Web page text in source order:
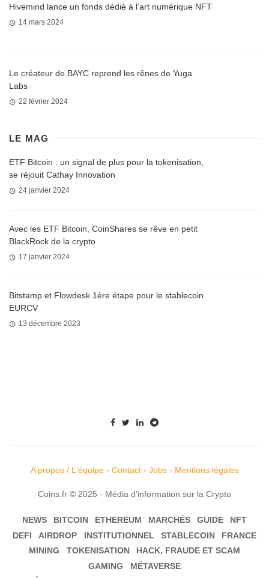
Hivemind lance un fonds dédié à l’art numérique NFT
14 mars 2024
Le créateur de BAYC reprend les rênes de Yuga
Labs
22 février 2024
LE MAG
ETF Bitcoin : un signal de plus pour la tokenisation,
se réjouit Cathay Innovation
24 janvier 2024
Avec les ETF Bitcoin, CoinShares se rêve en petit
BlackRock de la crypto
17 janvier 2024
Bitstamp et Flowdesk 1ère étape pour le stablecoin
EURCV
13 décembre 2023
A propos / L'équipe- Contact- Jobs- Mentions légales
Coins.fr © 2025 - Média d'information sur la Crypto
NEWS BITCOIN ETHEREUM MARCHÉS GUIDE
NFT
DEFI
AIRDROP INSTITUTIONNEL STABLECOIN
FRANCE
MINING
TOKENISATION
HACK, FRAUDE ET SCAM
GAMING
MÉTAVERSE